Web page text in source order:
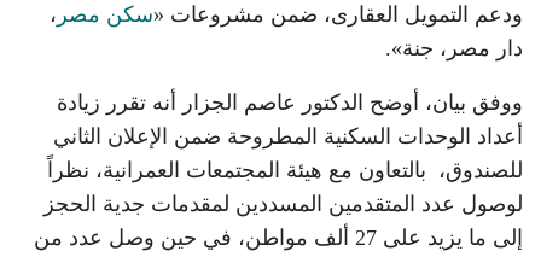
ودعم التمويل العقارى، ضمن مشروعات «سكن مصر ،
دار مصر، جنة».
ووفق بيان، أوضح الدكتور عاصم الجزار أنه تقرر زيادة
أعداد الوحدات السكنية المطروحة ضمن الإعلان الثاني
للصندوق، بالتعاون مع هيئة المجتمعات العمرانية، نظراً
لوصول عدد المتقدمين المسددين لمقدمات جدية الحجز
إلى ما يزيد على 27 ألف مواطن، في حين وصل عدد من